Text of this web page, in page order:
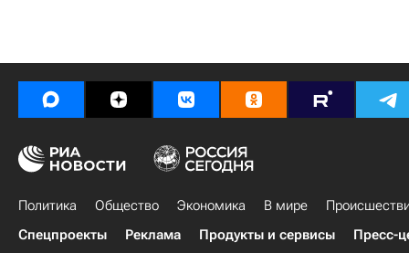
Политика Общество Экономика В мире
Спецпроекты
Реклама Продукты и сервисы Пресс-